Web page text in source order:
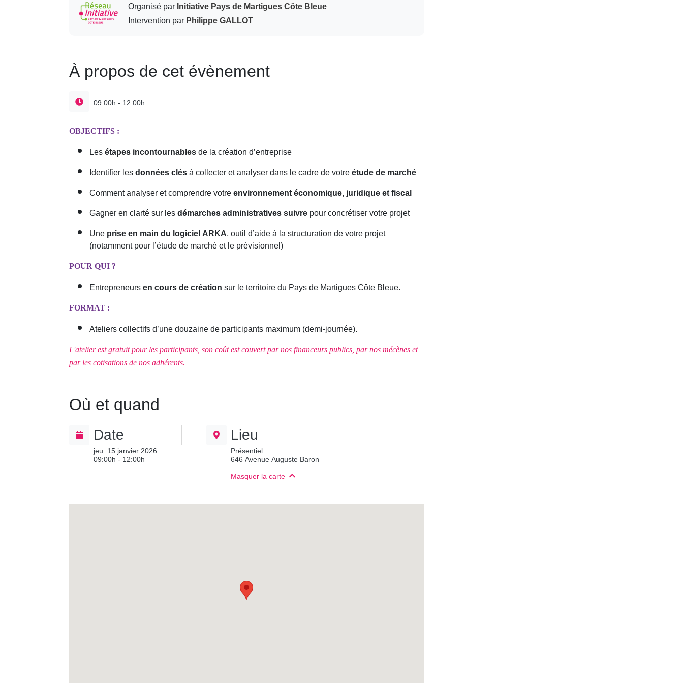
Organisé parInitiative Pays de Martigues Côte Bleue
Intervention parPhilippe GALLOT
À propos de cet évènement
09:00h - 12:00h
OBJECTIFS :
Lesétapes incontournablesde la création d’entreprise
Identifier lesdonnées clésà collecter et analyser dans le cadre de votreétude de marché
Comment analyser et comprendre votreenvironnement économique, juridique et fiscal
Gagner en clarté sur lesdémarches administratives suivrepour concrétiser votre projet
Uneprise en main du logiciel ARKA, outil d’aide à la structuration de votre projet
(notamment pour l’étude de marché et le prévisionnel)
POUR QUI ?
Entrepreneursen cours de créationsur le territoire du Pays de Martigues Côte Bleue.
FORMAT :
Ateliers collectifs d’une douzaine de participants maximum (demi-journée).
L'atelier est gratuit pour les participants, son coût est couvert par nos financeurs publics, par nos mécènes et
par les cotisations de nos adhérents.
Où et quand
Date
jeu. 15 janvier 2026
09:00h - 12:00h
Lieu
Présentiel
646 Avenue Auguste Baron
Masquer la carte